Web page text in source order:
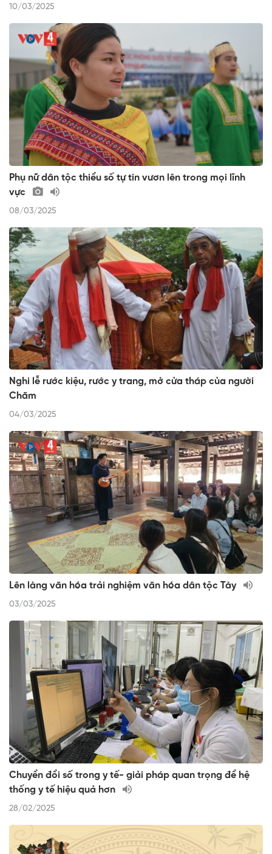
10/03/2025
Phụ nữ dân tộc thiểu số tự tin vươn lên trong mọi lĩnh
vực
08/03/2025
Nghi lễ rước kiệu, rước y trang, mở cửa tháp của người
Chăm
04/03/2025
Lên làng văn hóa trải nghiệm văn hóa dân tộc Tày
03/03/2025
Chuyển đổi số trong y tế- giải pháp quan trọng để hệ
thống y tế hiệu quả hơn
28/02/2025